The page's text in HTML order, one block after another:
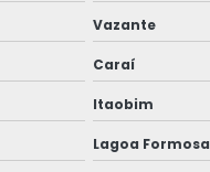
Para Produtos
Bebidas
Para Embalagens
Vazante
Caraí
Itaobim
Lagoa Formosa